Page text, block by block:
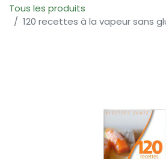
Tous les produits
120 recettes à la vapeur sans